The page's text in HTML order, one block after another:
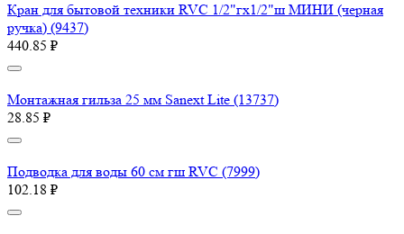
Кран для бытовой техники RVC 1/2"гх1/2"ш МИНИ (черная
ручка) (9437)
440.85 ₽
Монтажная гильза 25 мм Sanext Lite (13737)
28.85 ₽
Подводка для воды 60 см гш RVC (7999)
102.18 ₽